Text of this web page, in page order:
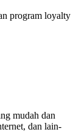
program loyalty
mudah dan
dan lain-